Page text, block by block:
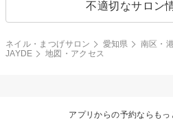
不適切なサロン
ネイル・まつげサロン 愛知県 南区・
JAYDE
地図・アクセス
アプリからの予約ならもっ